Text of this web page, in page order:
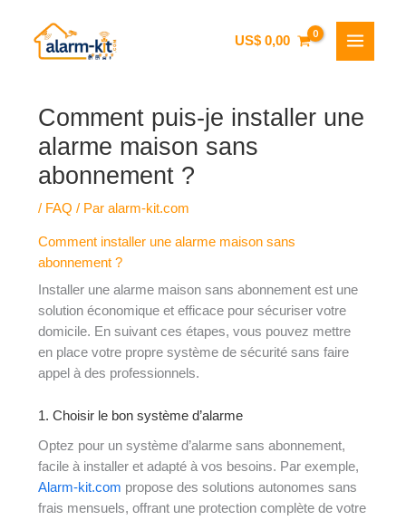
Aller
US$0,00
Comment puis-je installer une
alarme maison sans
abonnement ?
/ FAQ / Paralarm-kit.com
Comment installer une alarme maison sans
abonnement ?
Installer une alarme maison sans abonnement est une
solution économique et efficace pour sécuriser votre
domicile. En suivant ces étapes, vous pouvez mettre
en place votre propre système de sécurité sans faire
appel à des professionnels.
1. Choisir le bon système d’alarme
Optez pour un système d’alarme sans abonnement,
facile à installer et adapté à vos besoins. Par exemple,
Alarm-kit.com propose des solutions autonomes sans
frais mensuels, offrant une protection complète de votre